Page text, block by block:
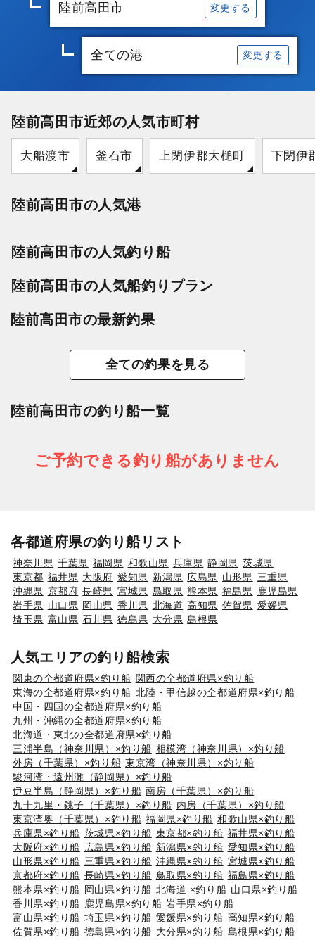
陸前高田市 変更する
全ての港 変更する
陸前高田市近郊の人気市町村
大船渡市 釜石市 上閉伊郡大槌町 下閉伊
陸前高田市の人気港
陸前高田市の人気釣り船
陸前高田市の人気船釣りプラン
陸前高田市の最新釣果
全ての釣果を見る
陸前高田市の釣り船一覧
ご予約できる釣り船がありません
各都道府県の釣り船リスト
神奈川県 千葉県 福岡県 和歌山県 兵庫県 静岡県 茨城県
東京都 福井県 大阪府 愛知県 新潟県 広島県 山形県 三重県
沖縄県 京都府 長崎県 宮城県 鳥取県 熊本県 福島県
鹿児島県
岩手県 山口県 岡山県 香川県 北海道 高知県 佐賀県 愛媛県
埼玉県 富山県 石川県 徳島県 大分県 島根県
人気エリアの釣り船検索
関東の全都道府県×釣り船 関西の全都道府県×釣り船
東海の全都道府県×釣り船 北陸・甲信越の全都道府県×釣り船
中国・四国の全都道府県×釣り船
九州・沖縄の全都道府県×釣り船
北海道・東北の全都道府県×釣り船
三浦半島（神奈川県）×釣り船 相模湾（神奈川県）×釣り船
外房（千葉県）×釣り船 東京湾（神奈川県）×釣り船
駿河湾・遠州灘（静岡県）×釣り船
伊豆半島（静岡県）×釣り船 南房（千葉県）×釣り船
九十九里・銚子（千葉県）×釣り船 内房（千葉県）×釣り船
東京湾奥（千葉県）×釣り船 福岡県×釣り船 和歌山県×釣り船
兵庫県×釣り船 茨城県×釣り船 東京都×釣り船 福井県×釣り船
大阪府×釣り船 広島県×釣り船 新潟県×釣り船 愛知県×釣り船
山形県×釣り船 三重県×釣り船 沖縄県×釣り船 宮城県×釣り船
京都府×釣り船 長崎県×釣り船 鳥取県×釣り船 福島県×釣り船
熊本県×釣り船 岡山県×釣り船 北海道 ×釣り船 山口県×釣り船
香川県×釣り船 鹿児島県×釣り船 岩手県×釣り船
富山県×釣り船 埼玉県×釣り船 愛媛県×釣り船 高知県×釣り船
佐賀県×釣り船 徳島県×釣り船 大分県×釣り船 島根県×釣り船